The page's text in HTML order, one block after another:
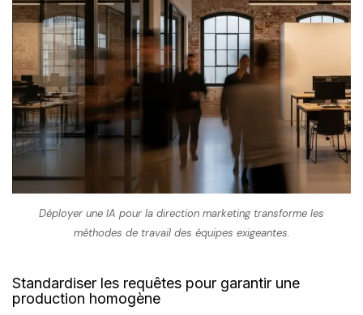
Déployer une IA pour la direction marketing transforme les
méthodes de travail des équipes exigeantes.
Standardiser les requêtes pour garantir une
production homogène